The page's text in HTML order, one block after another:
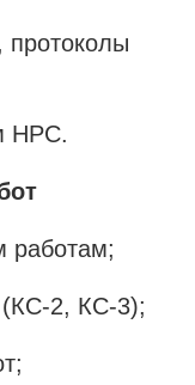
НРС.
работам;
2, КС-3);